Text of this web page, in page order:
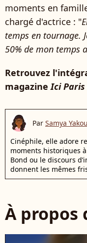
moments en
chargé d'actrice : "
temps en tournage.
50% de mon temps
Retrouvez
magazineIci Paris
Par Samya
Cinéphile, elle adore
moments historiques
Bond ou le discours
donnent les mêmes
À propos